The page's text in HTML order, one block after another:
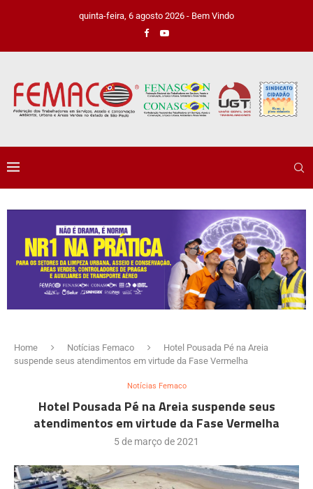
quinta-feira, 6 agosto 2026 - Bem Vindo
Home Notícias Femaco
Hotel Pousada Pé na Areia
suspende seus atendimentos em virtude da Fase Vermelha
Notícias Femaco
Hotel Pousada Pé na Areia suspende seus
atendimentos em virtude da Fase Vermelha
5 de março de 2021